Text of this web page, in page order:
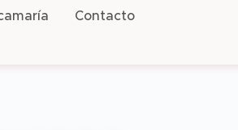
Contacto